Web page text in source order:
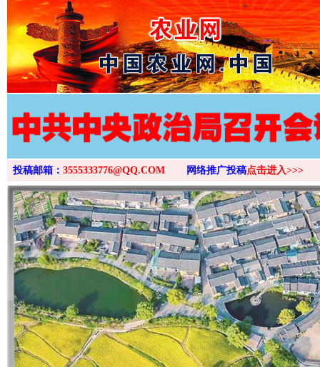
>
投稿邮箱： 3555333776@QQ.COM 网络推广投稿点击进入>>>